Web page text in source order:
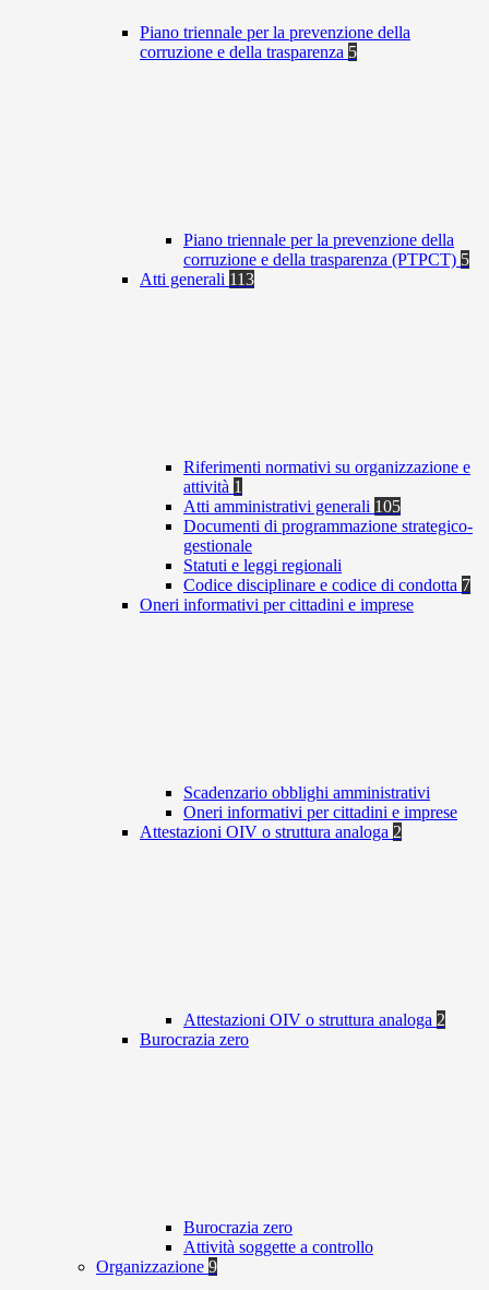
Piano triennale per la prevenzione della
corruzione e della trasparenza 5
Piano triennale per la prevenzione della
corruzione e della trasparenza (PTPCT) 5
Atti generali 113
Riferimenti normativi su organizzazione e
attività 1
Atti amministrativi generali 105
Documenti di programmazione strategico-
gestionale
Statuti e leggi regionali
Codice disciplinare e codice di condotta 7
Oneri informativi per cittadini e imprese
Scadenzario obblighi amministrativi
Oneri informativi per cittadini e imprese
Attestazioni OIV o struttura analoga 2
Attestazioni OIV o struttura analoga 2
Burocrazia zero
Burocrazia zero
Attività soggette a controllo
Organizzazione 9